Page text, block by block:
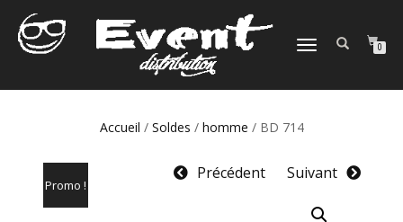
DÉPLIER
0
Accueil / Soldes / homme / BD 714
Promo !
Précédent Suivant